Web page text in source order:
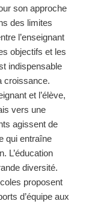
son approche
des limites
l’enseignant
objectifs et les
indispensable
croissance.
et l’élève,
vers une
agissent de
qui entraîne
L’éducation
diversité.
proposent
d’équipe aux